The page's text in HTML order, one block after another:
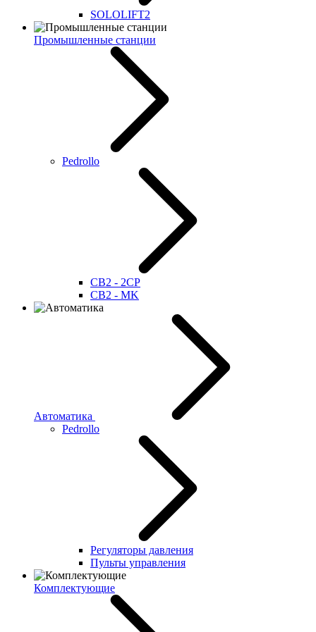
SOLOLIFT2
Промышленные станции
Pedrollo
CB2 - 2CP
CB2 - MK
Автоматика
Pedrollo
Регуляторы давления
Пульты управления
Комплектующие